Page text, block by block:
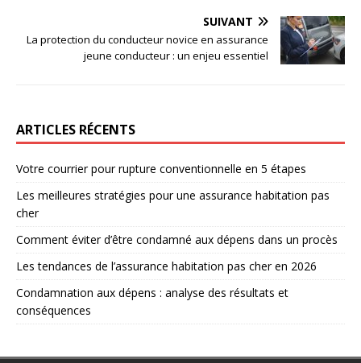
SUIVANT
La protection du conducteur novice en assurance
jeune conducteur : un enjeu essentiel
ARTICLES RÉCENTS
Votre courrier pour rupture conventionnelle en 5 étapes
Les meilleures stratégies pour une assurance habitation pas
cher
Comment éviter d’être condamné aux dépens dans un procès
Les tendances de l’assurance habitation pas cher en 2026
Condamnation aux dépens : analyse des résultats et
conséquences